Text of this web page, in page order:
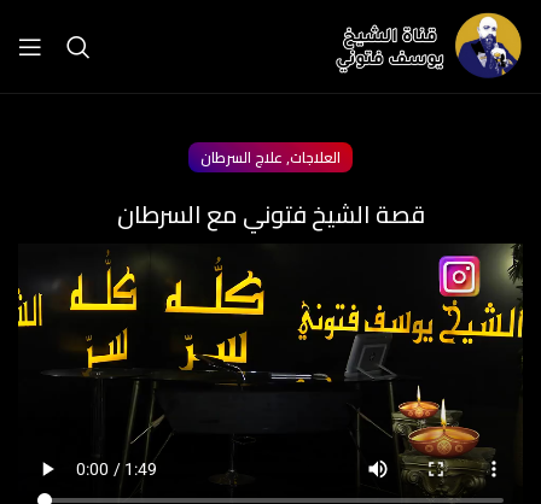
العلاجات,علاج السرطان
قصة الشيخ فتوني مع السرطان